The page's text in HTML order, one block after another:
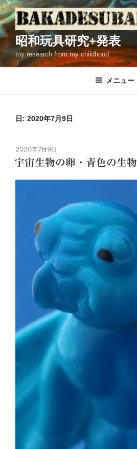
コ
ン
テ
ン
ツ
へ
昭和玩具研究+発表
toy research from my childhood
メニュー
日: 2020年7月9日
投
稿
日:
2020年7月9日
宇宙生物の卵・青色の生物